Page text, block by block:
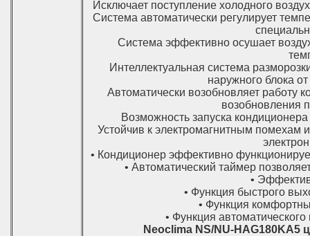
Исключает поступление холодного
Система автоматически регулирует
Система эффективно осушает
Интеллектуальная система
наружного блока
Автоматически возобновляет работу
возобновления
Возможность запуска
Устойчив к электромагнитным помехам
• Кондиционер эффективно
• Автоматический таймер
•
• Функция быстрого
• Функция
• Функция
Neoclima NS/NU-HAG180KA5